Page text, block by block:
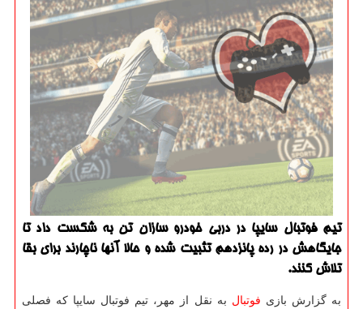
تیم فوتبال سایپا در دربی خودرو سازان تن به شکست داد تا
جایگاهش در رده پانزدهم تثبیت شده و حالا آنها ناچارند برای بقا
تلاش کنند.
به گزارش بازی فوتبال به نقل از مهر، تیم فوتبال سایپا که فصلی